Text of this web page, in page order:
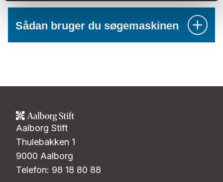
Sådan bruger du søgemaskinen
Aalborg Stift
Thulebakken 1
9000 Aalborg
Telefon: 98 18 80 88